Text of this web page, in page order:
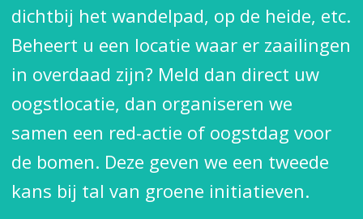
dichtbij het wandelpad, op de heide, etc.
Beheert u een locatie waar er zaailingen
in overdaad zijn? Meld dan direct uw
oogstlocatie, dan organiseren we
samen een red-actie of oogstdag voor
de bomen. Deze geven we een tweede
kans bij tal van groene initiatieven.